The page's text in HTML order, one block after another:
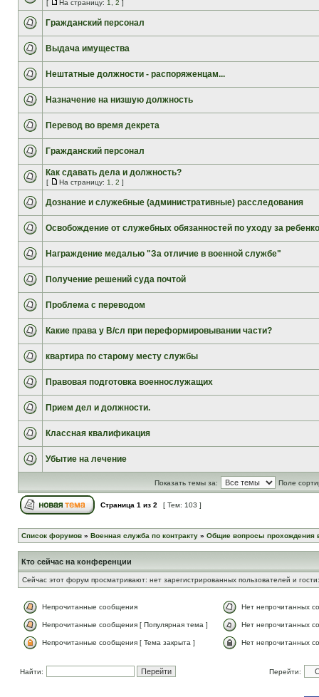
[ На страницу: 1 2 ]
Гражданский персонал
Выдача имущества
Нештатные должности - распоряженцам...
Назначение на низшую должность
Перевод во время декрета
Гражданский персонал
Как сдавать дела и должность?
[ На страницу: 1 2 ]
Дознание и служебные (административные) расследования
Освобождение от служебных обязанностей по уходу за
Награждение медалью "За отличие в военной службе"
Получение решений суда почтой
Проблема с переводом
Какие права у В/сл при переформировывании части?
квартира по старому месту службы
Правовая подготовка военнослужащих
Прием дел и должности.
Классная квалификация
Убытие на лечение
Показать темы за: Поле
Страница 1 из 2 [ Тем: 103 ]
Список форумов » Военная служба по контракту » Общие вопросы прохождения
Кто сейчас на конференции
Сейчас этот форум просматривают: нет зарегистрированных пользователей и
Непрочитанные сообщения Нет непрочитанных
Непрочитанные сообщения [ Популярная тема ] Нет непрочитанных
Непрочитанные сообщения [ Тема закрыта ] Нет непрочитанных
Найти: Перейти: